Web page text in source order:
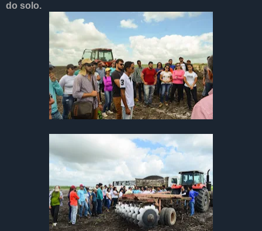
do solo.